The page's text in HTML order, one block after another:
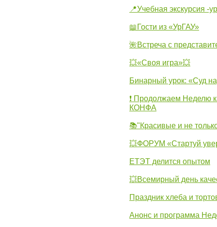
📍Учебная экскурсия -
📖Гости из «УрГАУ»
🌺Встреча с
💥«Своя игра»💥
Бинарный урок: «Суд
❗ Продолжаем Неделю
КОНФА
📚"Красивые и не
💥ФОРУМ «Стартуй
ЕТЭТ делится опытом
💥Всемирный день
Праздник хлеба и
Анонс и программа